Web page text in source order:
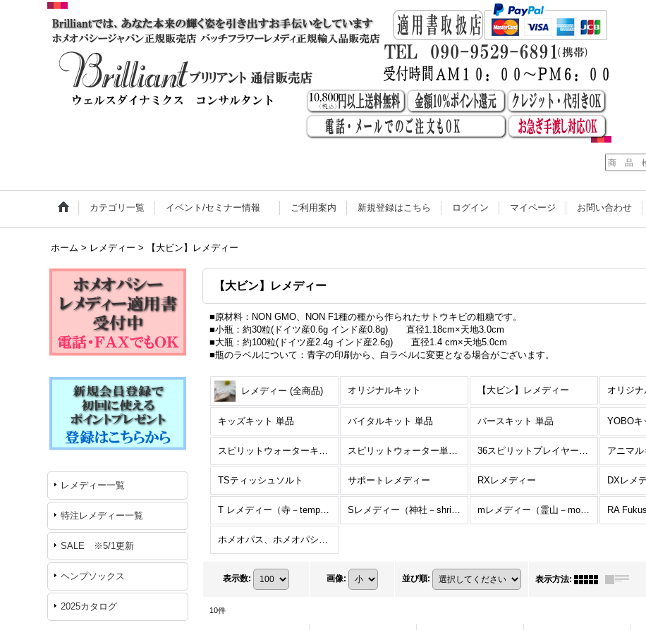
カテゴリ一覧 イベント/セミナー情報 ご利用案内 新規登録はこちら ログイン マイページ お問い合わせ
ホーム > レメディー > 【大ビン】レメディー
レメディー一覧
特注レメディー一覧
SALE ※5/1更新
ヘンプソックス
2025カタログ
【大ビン】レメディー
■原材料：NON GMO、NON F1種の種から作られたサトウキビの粗糖です。
■小瓶：約30粒(ドイツ産0.6g インド産0.8g) 直径1.18cm×天地3.0cm
■大瓶：約100粒(ドイツ産2.4g インド産2.6g) 直径1.4 cm×天地5.0cm
■瓶のラベルについて：青字の印刷から、白ラベルに変更となる場合がございます。
レメディー (全商品) オリジナルキット 【大ビン】レメディー
キッズキット 単品 バイタルキット 単品 バースキット 単品 YOBOキ
スピリットウォーターキット II 単品 スピリットウォーター単品(キット外) 36スピリットプレイヤーキットI 単品 アニマ
TSティッシュソルト サポートレメディー RXレメディー DXレメ
T レメディー（寺－temple－） Sレメディー（神社－shrine－） mレメディー（霊山－mountain－） RA
ホメオパス、ホメオパシー学生限定
表示数: 画像: 並び順: 表示方法:
10件